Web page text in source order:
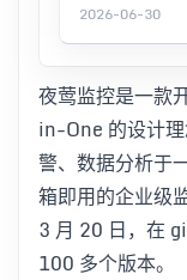
2026-06-30
夜莺监控是一款
in-One 的设计
警、数据分析于
箱即用的企业级
3 月 20 日，在
100 多个版本。